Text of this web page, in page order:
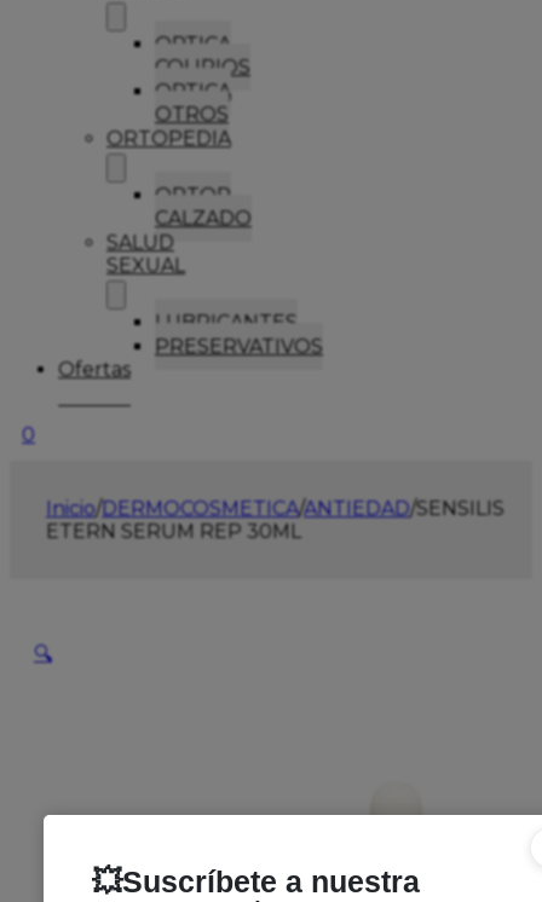
OPTICA
COLIRIOS
OPTICA
OTROS
ORTOPEDIA
ORTOP
CALZADO
SALUD
SEXUAL
LUBRICANTES
PRESERVATIVOS
Ofertas
0
Inicio/DERMOCOSMETICA/ANTIEDAD/SENSILIS
ETERN SERUM REP 30ML
🔍